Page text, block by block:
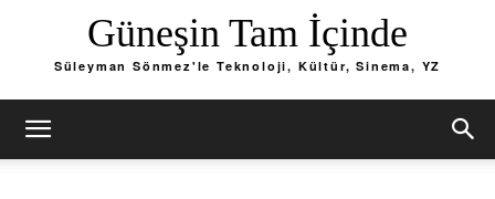
Güneşin Tam İçinde
Süleyman Sönmez'le Teknoloji, Kültür, Sinema, YZ